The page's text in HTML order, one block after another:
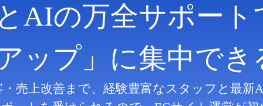
AIの万全サポート
ップ」に集中でき
売上改善まで、 経験豊富なスタッフと最新